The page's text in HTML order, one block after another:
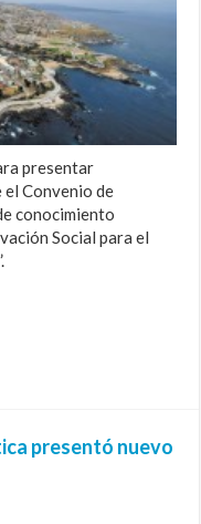
presentar
el Convenio de
conocimiento
Social para el
presentó nuevo